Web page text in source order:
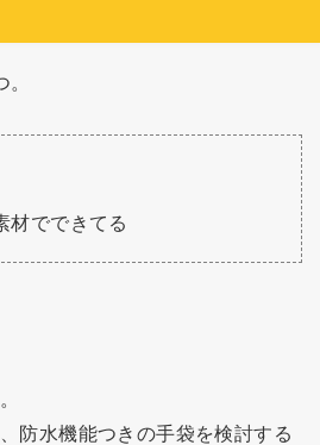
材でできてる
防水機能つきの手袋を検討する